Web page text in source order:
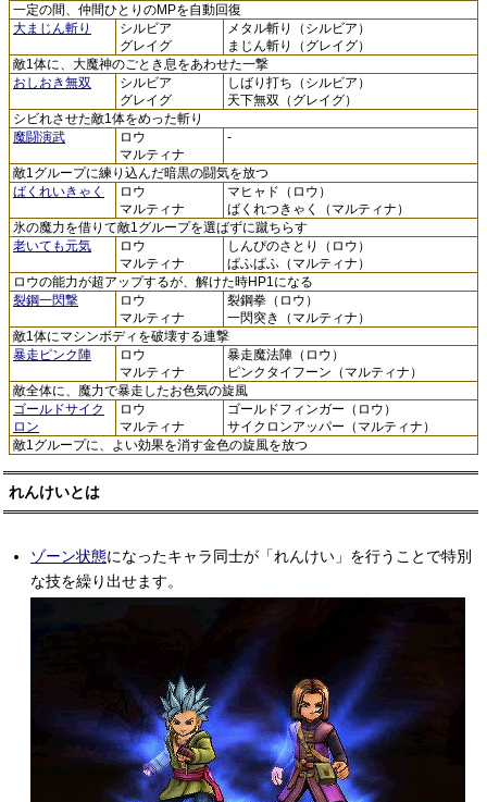
一定の間、仲間ひとりのMPを自動回復
大まじん斬り
シルビア
グレイグ
メタル斬り（シルビア）
まじん斬り（グレイグ）
敵1体に、大魔神のごとき息をあわせた一撃
おしおき無双
シルビア
グレイグ
しばり打ち（シルビア）
天下無双（グレイグ）
シビれさせた敵1体をめった斬り
魔闘演武
ロウ
マルティナ
-
敵1グループに練り込んだ暗黒の闘気を放つ
ばくれいきゃく
ロウ
マルティナ
マヒャド（ロウ）
ばくれつきゃく（マルティナ）
氷の魔力を借りて敵1グループを選ばずに蹴ちらす
老いても元気
ロウ
マルティナ
しんぴのさとり（ロウ）
ぱふぱふ（マルティナ）
ロウの能力が超アップするが、解けた時HP1になる
裂鋼一閃撃
ロウ
マルティナ
裂鋼拳（ロウ）
一閃突き（マルティナ）
敵1体にマシンボディを破壊する連撃
暴走ピンク陣
ロウ
マルティナ
暴走魔法陣（ロウ）
ピンクタイフーン（マルティナ）
敵全体に、魔力で暴走したお色気の旋風
ゴールドサイク
ロン
ロウ
マルティナ
ゴールドフィンガー（ロウ）
サイクロンアッパー（マルティナ）
敵1グループに、よい効果を消す金色の旋風を放つ
れんけいとは
ゾーン状態になったキャラ同士が「れんけい」を行うことで特別
な技を繰り出せます。